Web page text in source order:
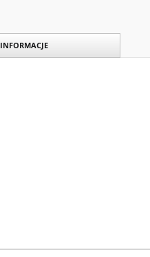
INFORMACJE